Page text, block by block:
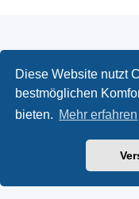
Diese Website nutzt
bestmöglichen
bieten. Mehr erfahren